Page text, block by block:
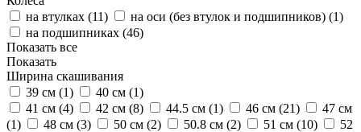
на втулках (11) на оси (без втулок и подшипников) (1)
на подшипниках (46)
Показать все
Показать
Ширина скашивания
39 см (1) 40 см (1)
41 см (4) 42 см (8) 44.5 см (1) 46 см (21)
47 см
(1) 48 см (3) 50 см (2) 50.8 см (2) 51 см (10)
52